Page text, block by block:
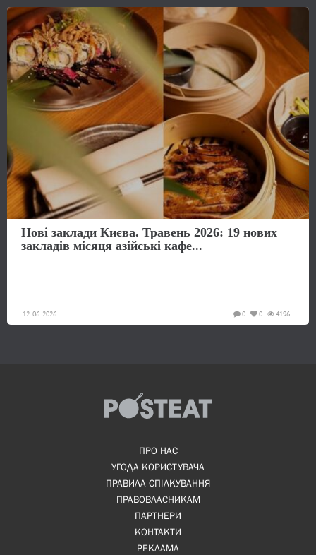
Нові заклади Києва. Травень 2026: 19 нових
закладів місяця азійські кафе...
12-06-2026 4196
0
0
ПРО НАС
УГОДА КОРИСТУВАЧА
ПРАВИЛА СПІЛКУВАННЯ
ПРАВОВЛАСНИКАМ
ПАРТНЕРИ
КОНТАКТИ
РЕКЛАМА